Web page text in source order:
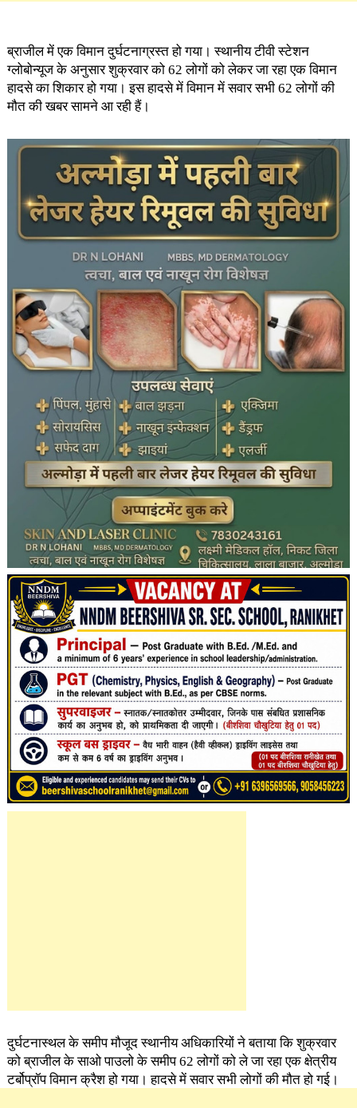
ब्राजील में एक विमान दुर्घटनाग्रस्त हो गया। स्थानीय टीवी स्टेशन
ग्लोबोन्यूज के अनुसार शुक्रवार को 62 लोगों को लेकर जा रहा एक विमान
हादसे का शिकार हो गया। इस हादसे में विमान में सवार सभी 62 लोगों की
मौत की खबर सामने आ रही हैं।
दुर्घटनास्थल के समीप मौजूद स्थानीय अधिकारियों ने बताया कि शुक्रवार
को ब्राजील के साओ पाउलो के समीप 62 लोगों को ले जा रहा एक क्षेत्रीय
टर्बोप्रॉप विमान क्रैश हो गया। हादसे में सवार सभी लोगों की मौत हो गई।